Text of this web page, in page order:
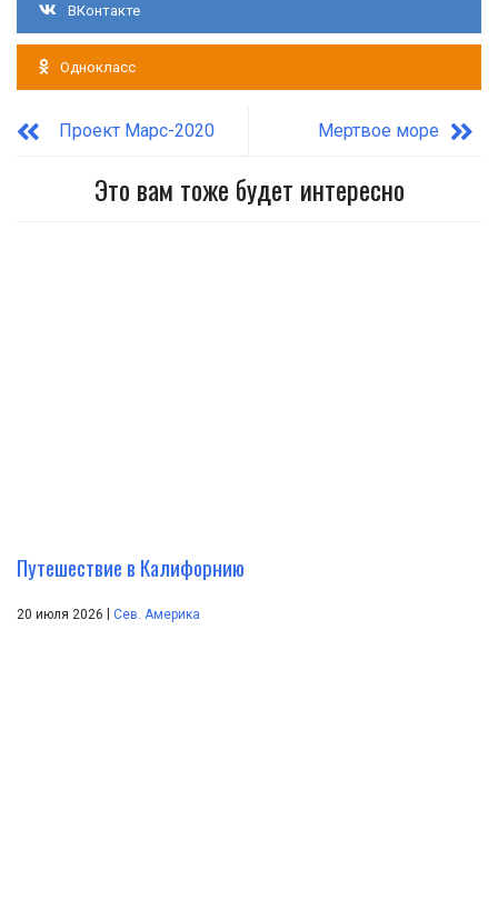
ВКонтакте
Однокласс
Проект Марс-2020 Мертвое море
Это вам тоже будет интересно
Путешествие в Калифорнию
20 июля 2026 Сев. Америка